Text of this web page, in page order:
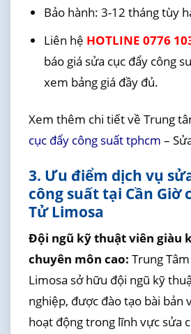
Bảo hành: 3-12 tháng tùy
Liên hệ HOTLINE 0776
báo giá sửa cục đẩy công
xem bảng giá đầy đủ.
Xem thêm chi tiết về Trung
cục đẩy công suất tphcm –
3. Ưu điểm dịch vụ
công suất tại Cần Giờ
Tử Limosa
Đội ngũ kỹ thuật viên giàu
chuyên môn cao: Trung
Limosa sở hữu đội ngũ kỹ
nghiệp, được đào tạo bài bản
hoạt động trong lĩnh vực sửa